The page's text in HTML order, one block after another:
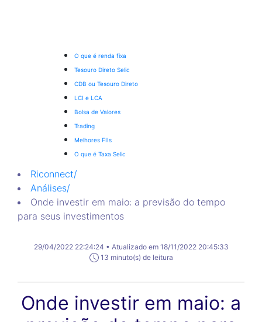
O que é renda fixa
Tesouro Direto Selic
CDB ou Tesouro Direto
LCI e LCA
Bolsa de Valores
Trading
Melhores FIIs
O que é Taxa Selic
Riconnect/
Análises/
Onde investir em maio: a previsão do tempo
para seus investimentos
29/04/2022 22:24:24 • Atualizado em 18/11/2022 20:45:33
13 minuto(s) de leitura
Onde investir em maio: a